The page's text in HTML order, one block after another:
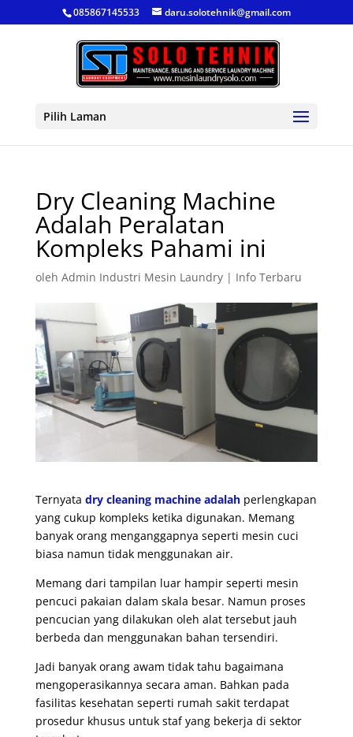
085867145533 daru.solotehnik@gmail.com
Pilih Laman
Dry Cleaning Machine
Adalah Peralatan
Kompleks Pahami ini
oleh Admin Industri Mesin Laundry| Info Terbaru
Ternyata dry cleaning machine adalah perlengkapan
yang cukup kompleks ketika digunakan. Memang
banyak orang menganggapnya seperti mesin cuci
biasa namun tidak menggunakan air.
Memang dari tampilan luar hampir seperti mesin
pencuci pakaian dalam skala besar. Namun proses
pencucian yang dilakukan oleh alat tersebut jauh
berbeda dan menggunakan bahan tersendiri.
Jadi banyak orang awam tidak tahu bagaimana
mengoperasikannya secara aman. Bahkan pada
fasilitas kesehatan seperti rumah sakit terdapat
prosedur khusus untuk staf yang bekerja di sektor